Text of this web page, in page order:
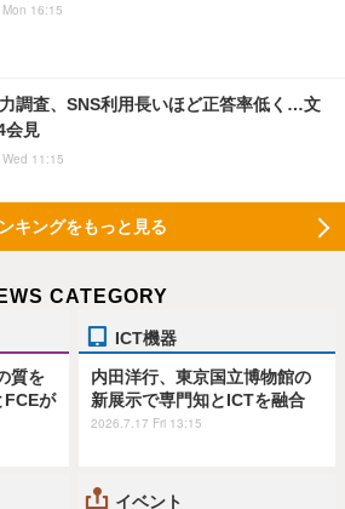
16:15
調査、SNS利用長いほど正答率低く…文
会見
11:15
キングをもっと見る
CATEGORY
質を
が
ICT機器
内田洋行、東京国立博物館の
新展示で専門知とICTを融合
2026.7.17 Fri 13:15
イベント